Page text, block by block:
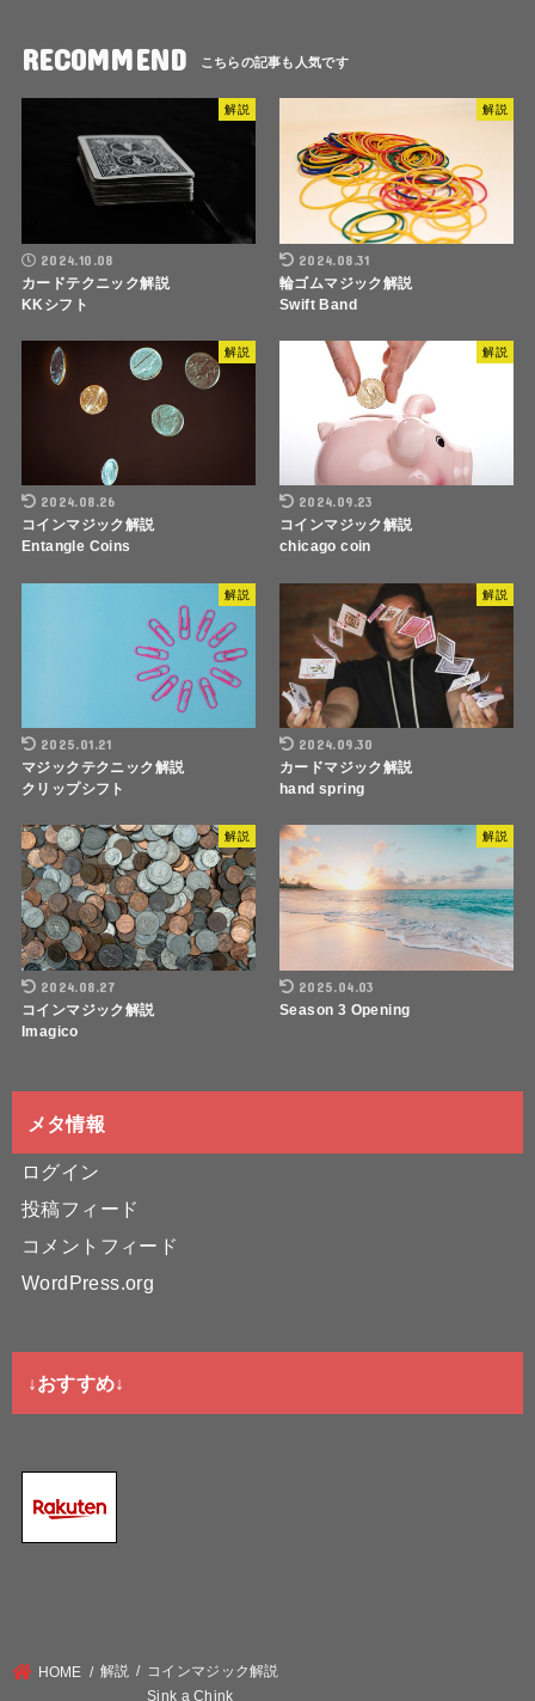
RECOMMEND
解説
2024.10.08
カードテクニック解説
KKシフト
解説
2024.08.31
輪ゴムマジック解説
Swift Band
解説
2024.08.26
コインマジック解説
Entangle Coins
解説
2024.09.23
コインマジック解説
chicago coin
解説
2025.01.21
マジックテクニック解説
クリップシフト
解説
2024.09.30
カードマジック解説
hand spring
解説
2024.08.27
コインマジック解説
Imagico
解説
2025.04.03
Season 3 Opening
メタ情報
ログイン
投稿フィード
コメントフィード
WordPress.org
↓おすすめ↓
HOME 解説
コインマジック解説
Sink a Chink